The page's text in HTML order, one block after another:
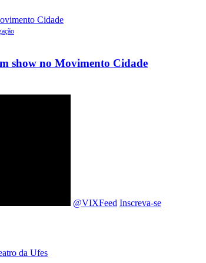
show no Movimento Cidade
@VIXFeed Inscreva-se